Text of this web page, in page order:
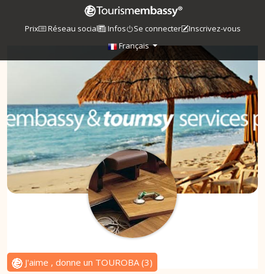
Prix Réseau social Infos Se connecter
Inscrivez-vous
Français
J'aime , donne un TOUROBA(3)